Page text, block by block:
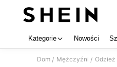
Kategorie Nowości
Dom / Mężczyźni / Odzież